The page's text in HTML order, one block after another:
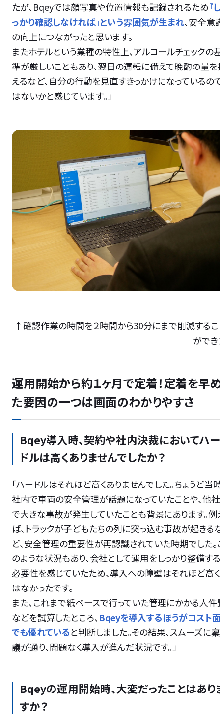
たが、Bqeyでは顔写真や位置情報も記録されるため『
っかり確認しなければ』という雰囲気が生まれ、安全意
の向上につながったと思います。
またホテルという業種の特性上、アルコールチェックの
準が厳しいこともあり、翌日の運転に備えて晩酌の量
えるなど、自分の行動を見直すきっかけになっているの
はないかと感じています。」
↑確認作業の時間を２時間から30分にまで削減する
がで
運用開始から約１ヶ月で定着！定着を早
た要因の一つは画面のわかりやすさ
Bqey導入時、契約や社内決裁においてハー
ドルは高くありませんでしたか？
「ハードルはそれほど高くありませんでした。ちょうど当
社内で車両の安全管理が話題になっていたことや、他社
で大きな事故が発生していたことも背景にあります。例
ば、トラックが子どもたちの列に突っ込む事故が起きる
ど、安全管理の重要性が再認識されていた時期でした。
のような状況もあり、会社として運用をしっかり整備する
必要性を感じていたため、導入への障壁はそれほど高く
はなかったです。
また、これまで紙ベースで行っていた管理にかかる人件
などを試算したところ、Bqeyを導入するほうがコスト
でも優れていると判断しました。その結果、スムーズに稟
議が通り、問題なく導入が進んだ状況です。」
Bqeyの運用開始時、大変だったことはあり
すか？